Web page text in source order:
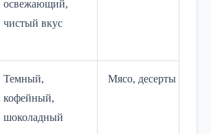
освежающий,
чистый вкус
Темный,
кофейный,
шоколадный
Мясо, десерты